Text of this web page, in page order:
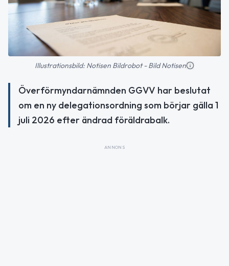
Illustrationsbild: Notisen Bildrobot - Bild Notisen
Överförmyndarnämnden GGVV har beslutat
om en ny delegationsordning som börjar gälla 1
juli 2026 efter ändrad föräldrabalk.
ANNONS